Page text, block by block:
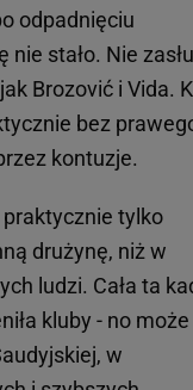
odpadnięciu
stało. Nie
Brozović i Vida.
bez
kontuzje.
praktycznie tylko
drużynę, niż w
ludzi. Cała ta
kluby - no może
w